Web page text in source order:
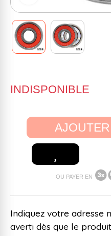
INDISPONIBLE
OU PAYER EN
Indiquez votre adresse
averti dès que le